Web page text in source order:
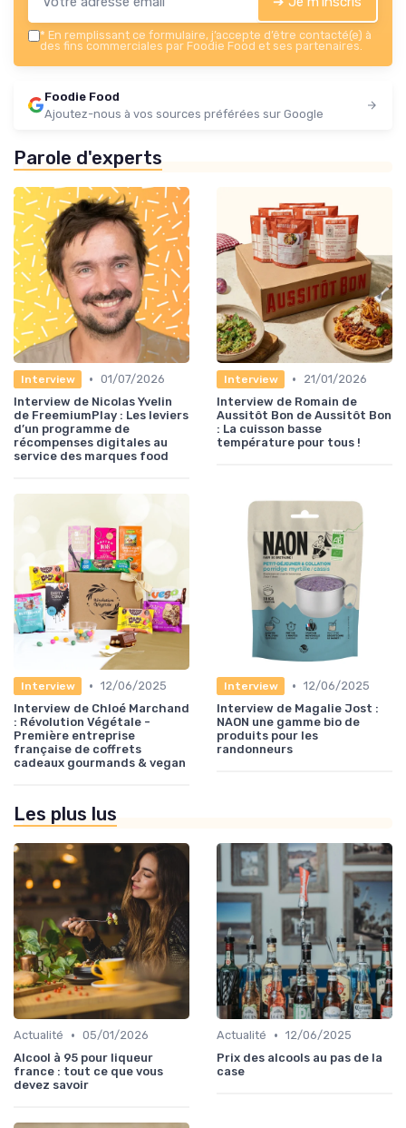
* En remplissant ce formulaire, j’accepte d’être contacté(e) à
des fins commerciales par Foodie Food et ses partenaires.
Foodie Food
Ajoutez-nous à vos sources préférées sur Google
Parole d'experts
Interview • 01/07/2026
Interview de Nicolas Yvelin
de FreemiumPlay : Les leviers
d’un programme de
récompenses digitales au
service des marques food
Interview •
21/01/2026
Interview de Romain de
Aussitôt Bon de Aussitôt Bon
: La cuisson basse
température pour tous !
Interview • 12/06/2025
Interview de Chloé Marchand
: Révolution Végétale -
Première entreprise
française de coffrets
cadeaux gourmands & vegan
Interview • 12/06/2025
Interview de Magalie Jost :
NAON une gamme bio de
produits pour les
randonneurs
Les plus lus
Actualité • 05/01/2026
Alcool à 95 pour liqueur
france : tout ce que vous
devez savoir
Actualité • 12/06/2025
Prix des alcools au pas de la
case